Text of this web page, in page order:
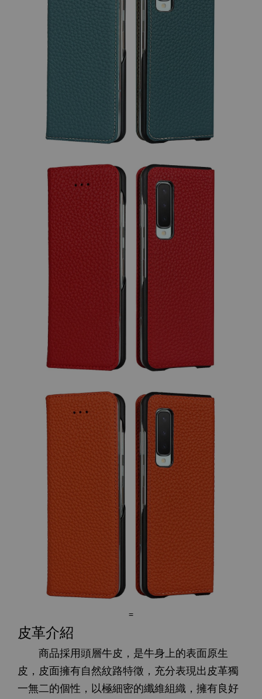
=
皮革介紹
商品採用頭層牛皮，是牛身上的表面原生
皮，皮面擁有自然紋路特徵，充分表現出皮革獨
一無二的個性，以極細密的纖維組織，擁有良好